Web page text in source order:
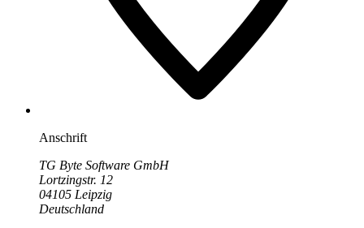
Anschrift
TG Byte Software GmbH
Lortzingstr. 12
04105 Leipzig
Deutschland